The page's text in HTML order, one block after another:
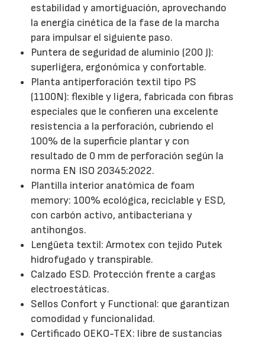
estabilidad y amortiguación, aprovechando
la energía cinética de la fase de la marcha
para impulsar el siguiente paso.
Puntera de seguridad de aluminio (200 J):
superligera, ergonómica y confortable.
Planta antiperforación textil tipo PS
(1100N): flexible y ligera, fabricada con fibras
especiales que le confieren una excelente
resistencia a la perforación, cubriendo el
100% de la superficie plantar y con
resultado de 0 mm de perforación según la
norma EN ISO 20345:2022.
Plantilla interior anatómica de foam
memory: 100% ecológica, reciclable y ESD,
con carbón activo, antibacteriana y
antihongos.
Lengüeta textil: Armotex con tejido Putek
hidrofugado y transpirable.
Calzado ESD. Protección frente a cargas
electroestáticas.
Sellos Confort y Functional: que garantizan
comodidad y funcionalidad.
Certificado OEKO-TEX: libre de sustancias